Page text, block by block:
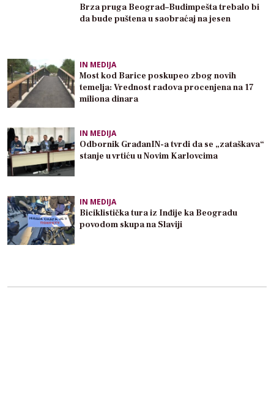
Brza pruga Beograd–Budimpešta trebalo bi
da bude puštena u saobraćaj na jesen
IN MEDIJA
Most kod Barice poskupeo zbog novih
temelja: Vrednost radova procenjena na 17
miliona dinara
IN MEDIJA
Odbornik GrađanIN-a tvrdi da se „zataškava“
stanje u vrtiću u Novim Karlovcima
IN MEDIJA
Biciklistička tura iz Inđije ka Beogradu
povodom skupa na Slaviji